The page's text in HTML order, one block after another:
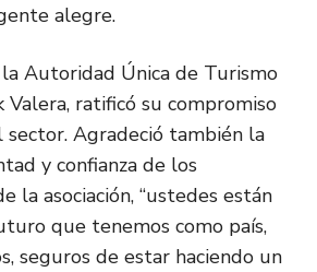
alegre.
Autoridad Única de Turismo
Valera, ratificó su compromiso
sector. Agradeció también la
y confianza de los
la asociación, “ustedes están
que tenemos como país,
seguros de estar haciendo un